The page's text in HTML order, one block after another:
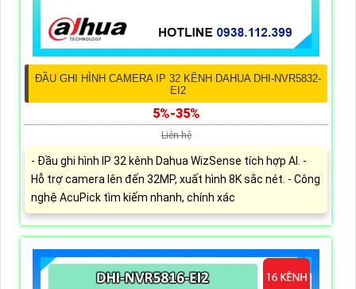
ĐẦU GHI HÌNH CAMERA IP 32 KÊNH DAHUA DHI-NVR5832-
EI2
5%-35%
Liên hệ
- Đầu ghi hình IP 32 kênh Dahua WizSense tích hợp AI. -
Hỗ trợ camera lên đến 32MP, xuất hình 8K sắc nét. - Công
nghệ AcuPick tìm kiếm nhanh, chính xác